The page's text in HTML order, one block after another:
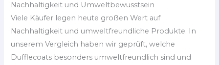
Nachhaltigkeit und Umweltbewusstsein
Viele Käufer legen heute großen Wert auf
Nachhaltigkeit und umweltfreundliche Produkte. In
unserem Vergleich haben wir geprüft, welche
Dufflecoats besonders umweltfreundlich sind und